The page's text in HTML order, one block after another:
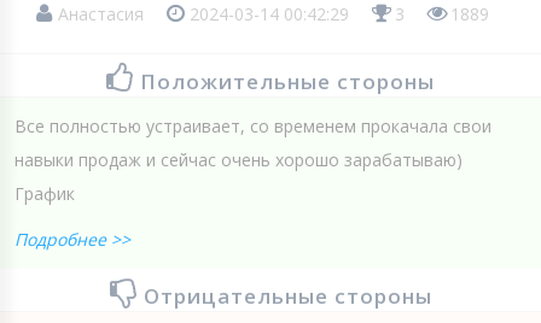
Анастасия 2024-03-14 00:42:29 3 1889
Положительные стороны
Все полностью устраивает, со временем прокачала свои
навыки продаж и сейчас очень хорошо зарабатываю)
График
Подробнее >>
Отрицательные стороны